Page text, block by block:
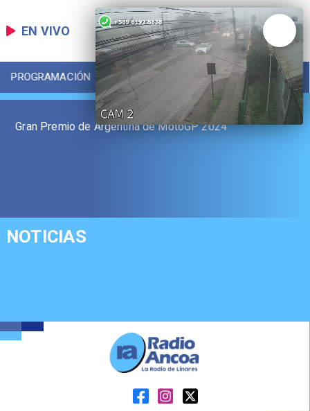
EN VIVO
PROGRAMACIÓN LOCAL DEPORTES
Gran Premio de Argentina de MotoGP 2024
NOTICIAS